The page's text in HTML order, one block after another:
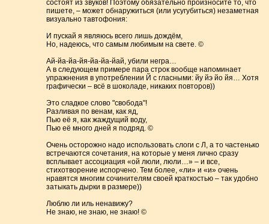
состоят из звуков! Поэтому обязательно произносите то, что
пишете, – может обнаружиться (или усугубиться) незаметная
визуально тавтофония:
И пускай я являюсь всего лишь дождём,
Но, надеюсь, что самым любимым на свете. ©
Ай-йа-йа-йя-йа-йа-йай, убили негра…
А в следующем примере пара строк вообще напоминает
упражнения в употреблении Й с гласными: йу йэ йо йя… Хотя
графически – всё в шоколаде, никаких повторов))
Это сладкое слово "свобода"!
Разливая по венам, как яд,
Пью её я, как жаждущий воду,
Пью её много дней я подряд. ©
Очень осторожно надо использовать слоги с Л, а то частенько
встречаются сочетания, на которые у меня лично сразу
всплывает ассоциация «ой люли, люли…» – и все,
стихотворение испорчено. Тем более, «ли» и «и» очень
нравятся многим сочинителям своей краткостью – так удобно
затыкать дырки в размере))
Люблю ли иль ненавижу?
Не знаю, не знаю, не знаю! ©